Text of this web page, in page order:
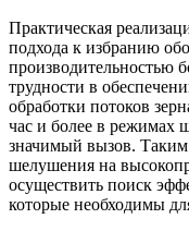
Практическая
подхода к избранию
производительностью
трудности в
обработки потоков
час и более в режимах
значимый вызов. Таким
шелушения на
осуществить поиск
которые необходимы